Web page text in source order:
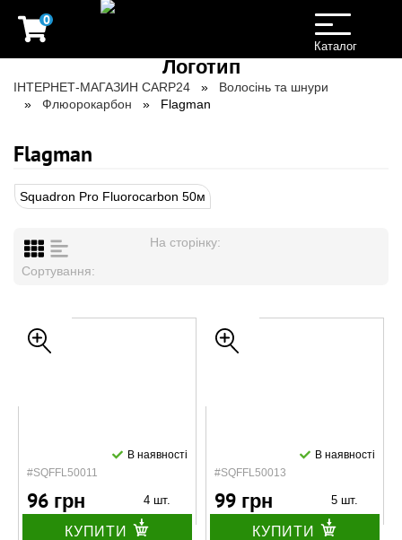
0
Toggle
navigation
Каталог
ІНТЕРНЕТ-МАГАЗИН CARP24
Волосінь та шнури
Флюорокарбон
Flagman
Flagman
Squadron Pro Fluorocarbon 50м
На сторінку:
Сортування:
#SQFFL50011
В наявності
96 грн 4 шт.
КУПИТИ
#SQFFL50013
В наявності
99 грн 5 шт.
КУПИТИ